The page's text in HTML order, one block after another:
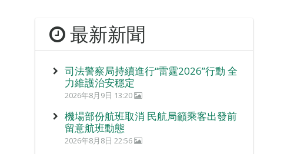
最新新聞
司法警察局持續進行“雷霆2026”行動 全
力維護治安穩定
2026年8月9日 13:20
機場部份航班取消 民航局籲乘客出發前
留意航班動態
2026年8月8日 22:56